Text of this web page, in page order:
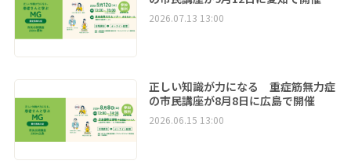
2026.07.13 13:00
正しい知識が力になる 重症筋無力症
の市民講座が8月8日に広島で開催
2026.06.15 13:00